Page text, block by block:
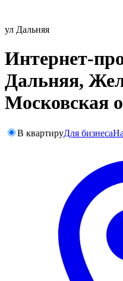
ул Дальняя
Интернет-
Дальняя,
Московская
В квартируДля бизнеса